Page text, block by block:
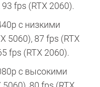
fps (RTX 2060).
с низкими
5060), 87 fps (RTX
fps (RTX 2060).
с высокими